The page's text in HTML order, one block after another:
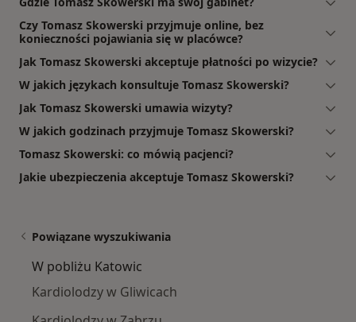
Czy Tomasz Skowerski przyjmuje online, bez
konieczności pojawiania się w placówce?
Jak Tomasz Skowerski akceptuje płatności po wizycie?
W jakich językach konsultuje Tomasz Skowerski?
Jak Tomasz Skowerski umawia wizyty?
W jakich godzinach przyjmuje Tomasz Skowerski?
Tomasz Skowerski: co mówią pacjenci?
Jakie ubezpieczenia akceptuje Tomasz Skowerski?
Powiązane wyszukiwania
W pobliżu Katowic
Kardiolodzy w Gliwicach